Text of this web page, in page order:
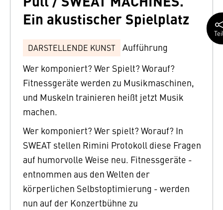
Ein akustischer Spielplatz
DARSTELLENDE KUNST Aufführung
Wer komponiert? Wer Spielt? Worauf?
Fitnessgeräte werden zu Musikmaschinen,
und Muskeln trainieren heißt jetzt Musik
machen.
Wer komponiert? Wer spielt? Worauf? In
SWEAT stellen Rimini Protokoll diese Fragen
auf humorvolle Weise neu. Fitnessgeräte -
entnommen aus den Welten der
körperlichen Selbstoptimierung - werden
nun auf der Konzertbühne zu